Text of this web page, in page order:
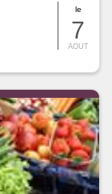
le
7
AOUT